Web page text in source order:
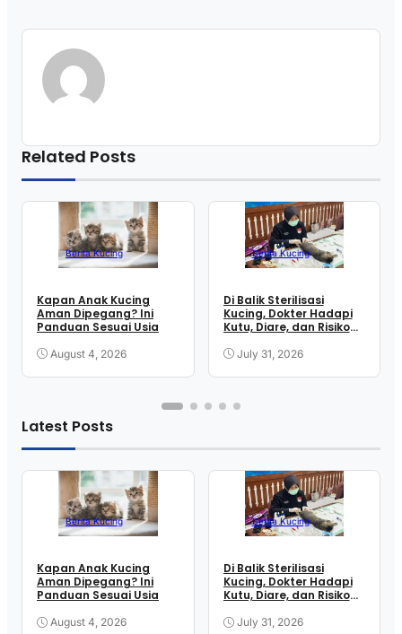
Related Posts
Berita Kucing
Kapan Anak Kucing
Aman Dipegang? Ini
Panduan Sesuai Usia
August 4, 2026
Berita Kucing
Di Balik Sterilisasi
Kucing, Dokter Hadapi
Kutu, Diare, dan Risiko
July 31, 2026
Latest Posts
Berita Kucing
Kapan Anak Kucing
Aman Dipegang? Ini
Panduan Sesuai Usia
August 4, 2026
Berita Kucing
Di Balik Sterilisasi
Kucing, Dokter Hadapi
Kutu, Diare, dan Risiko
July 31, 2026